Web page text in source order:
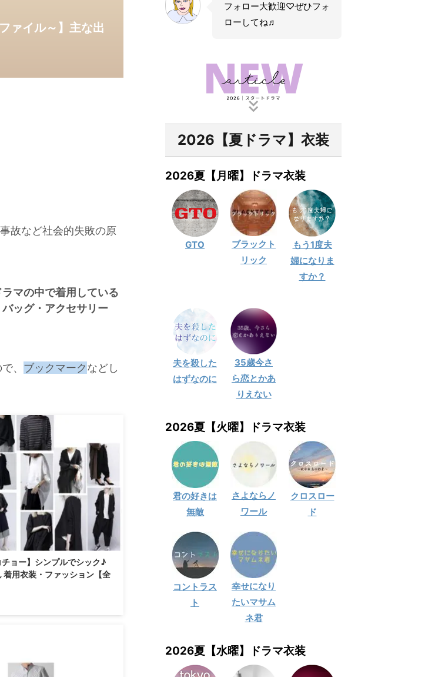
ァイル～】主な出
故など社会的失敗の原
マの中で着用している
ッグ・アクセサリー
、 ブックマークなどし
チョー】シンプルでシック♪
着用衣装・ファッション【全
)が企業不正や医療事故など社会
調査していくミステリー♪ 天ノ
フォロー大歓迎♡ぜひフォ
ローしてね♬
2026【夏ドラマ】衣装
2026夏【月曜】ドラマ衣装
GTO
ブラックト
リック
もう1度夫
婦になりま
すか？
夫を殺した
はずなのに
35歳今さ
ら恋とかあ
りえない
2026夏【火曜】ドラマ衣装
君の好きは
無敵
さよならノ
ワール
クロスロー
ド
コントラス
ト
幸せになり
たいマサム
ネ君
2026夏【水曜】ドラマ衣装